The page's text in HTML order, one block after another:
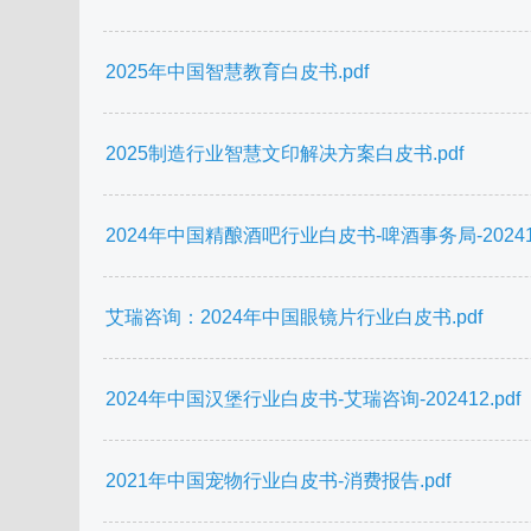
2025年中国智慧教育白皮书.pdf
2025制造行业智慧文印解决方案白皮书.pdf
2024年中国精酿酒吧行业白皮书-啤酒事务局-
艾瑞咨询：2024年中国眼镜片行业白皮书.pdf
2024年中国汉堡行业白皮书-艾瑞咨询-202412.pdf
2021年中国宠物行业白皮书-消费报告.pdf